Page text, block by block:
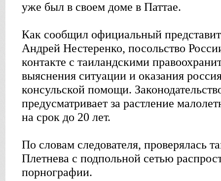
уже был в своем доме в Паттаe.
Как сообщил официальный
Андрей Нестеренко, посольство
контакте с таиландскими
выяснения ситуации и оказания
консульской помощи.
предусматривает за растление
на срок до 20 лет.
По словам следователя, проверялась
Плетнева с подпольной сетью
порнографии.